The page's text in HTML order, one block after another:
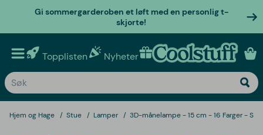
Gi sommergarderoben et løft med en personlig t-
skjorte!
Topplisten Nyheter Personlige gaver
Hjem og Hage Stue Lamper 3D-månelampe - 15 cm - 16 Farger -